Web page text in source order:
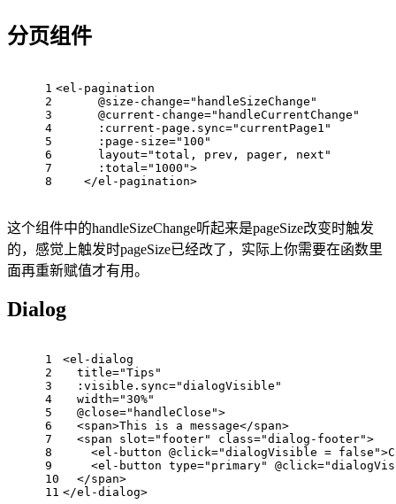
分页组件
1
2
3
4
5
6
7
8
<el-pagination
      @size-change=
"handleSizeChange"
      @current-change=
"handleCurrentChange"
      :current-page.
sync="currentPage1"
      :page-size=
"100"
      layout=
"total, prev, pager, next"
      :total=
"1000">
    </el-pagination>
这个组件中的handleSizeChange听起来是pageSize改变时触发
的，感觉上触发时pageSize已经改了，实际上你需要在函数里
面再重新赋值才有用。
Dialog
1
2
3
4
5
6
7
8
9
10
11
<el-dialog
  title=
"Tips"
  :visible.
sync="dialogVisible"
  width=
"30%"
  @close=
"handleClose">
<span>This is a message</span>
<span slot="footer" class="dialog-footer">
<el-button @click="dialogVisible = false">
<el-button type="primary" @click=
</span>
</el-dialog>